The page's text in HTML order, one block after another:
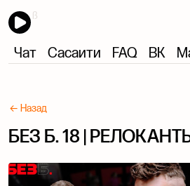
Чат Сасаити FAQ ВК
← Назад
БЕЗ Б. 18 |